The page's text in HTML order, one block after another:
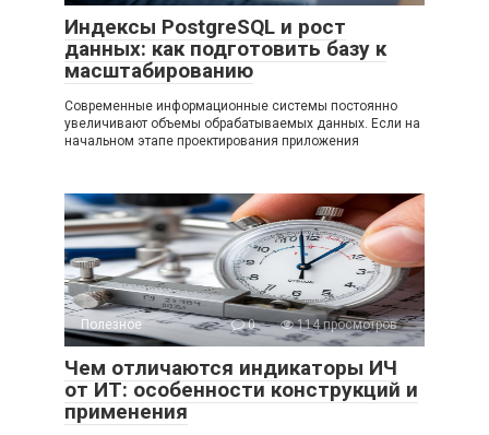
Индексы PostgreSQL и рост
данных: как подготовить базу к
масштабированию
Современные информационные системы постоянно
увеличивают объемы обрабатываемых данных. Если на
начальном этапе проектирования приложения
Полезное 0 114 просмотров
Чем отличаются индикаторы ИЧ
от ИТ: особенности конструкций и
применения